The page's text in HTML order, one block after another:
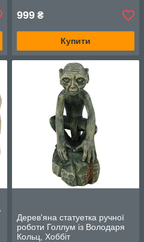
999 ₴
Купити
Дерев'яна статуетка ручної
роботи Голлум із Володаря
Кольц, Хоббіт